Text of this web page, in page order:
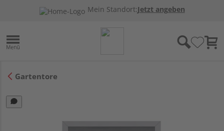
Mein Standort:Jetzt angeben
Gartentore